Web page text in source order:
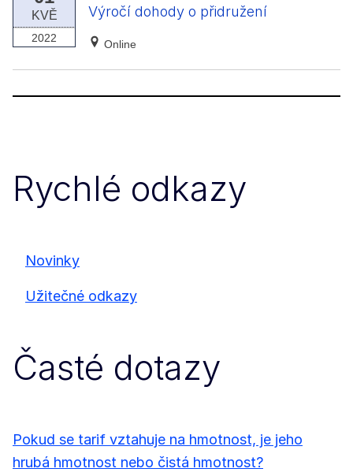
KVĚ
2022
Výročí dohody o přidružení
Online
Rychlé odkazy
Novinky
Užitečné odkazy
Časté dotazy
Pokud se tarif vztahuje na hmotnost, je jeho
hrubá hmotnost nebo čistá hmotnost?